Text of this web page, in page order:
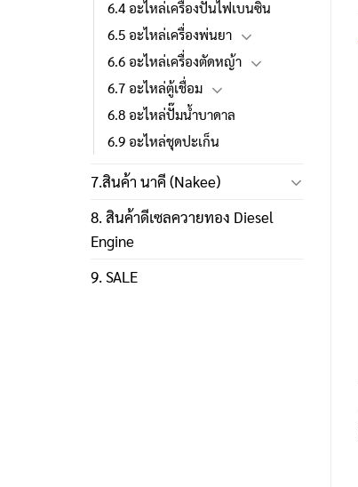
6.4 อะไหล่เครื่องปั่นไฟเบนซิน
6.5 อะไหล่เครื่องพ่นยา
6.6 อะไหล่เครื่องตัดหญ้า
6.7 อะไหล่ตู้เชื่อม
6.8 อะไหล่ปั๊มน้ำบาดาล
6.9 อะไหล่ชุดปะเก็น
7.สินค้า นาคี (Nakee)
8. สินค้าดีเซลควายทอง Diesel
Engine
9. SALE